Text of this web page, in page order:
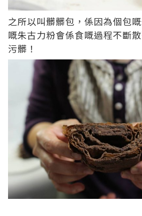
之所以叫髒髒包，係因為個包
嘅朱古力粉會係食嘅過程不斷
污髒！